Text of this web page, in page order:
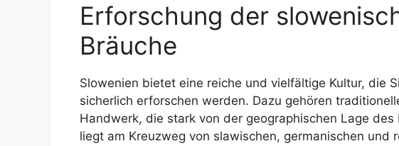
Erforschung der
Bräuche
Slowenien bietet eine reiche und vielfältige Kultur, die
sicherlich erforschen werden. Dazu gehören
Handwerk, die stark von der geographischen Lage
liegt am Kreuzweg von slawischen, germanischen und